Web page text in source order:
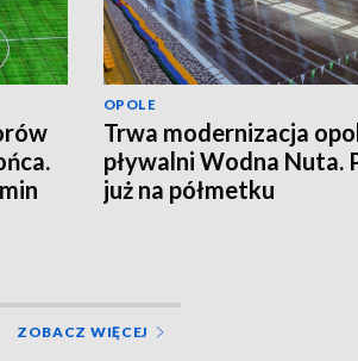
OPOLE
Trwa modernizacja
pływalni Wodna Nuta.
już na półmetku
ZOBACZ WIĘCEJ